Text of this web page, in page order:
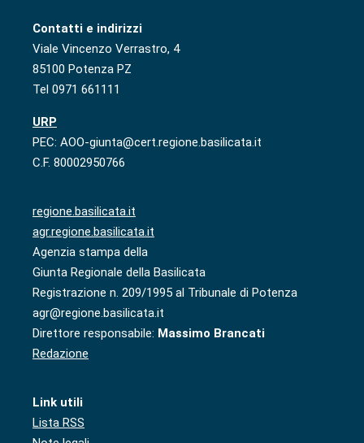
Contatti e indirizzi
Viale Vincenzo Verrastro, 4
85100 Potenza PZ
Tel 0971 661111
URP
PEC: AOO-giunta@cert.regione.basilicata.it
C.F. 80002950766
regione.basilicata.it
agr.regione.basilicata.it
Agenzia stampa della
Giunta Regionale della Basilicata
Registrazione n. 209/1995 al Tribunale di Potenza
agr@regione.basilicata.it
Direttore responsabile: Massimo Brancati
Redazione
Link utili
Lista RSS